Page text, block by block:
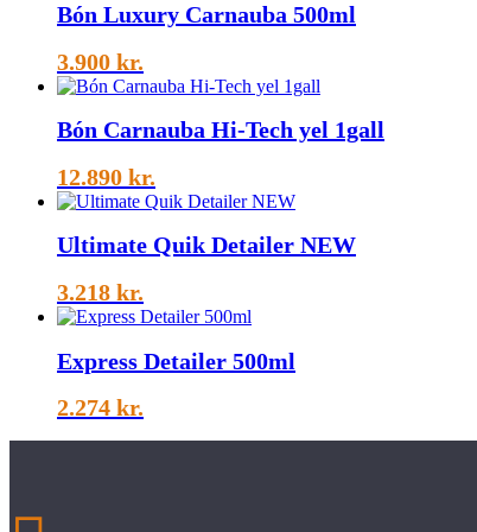
Bón Luxury Carnauba 500ml
3.900 kr.
Bón Carnauba Hi-Tech yel 1gall
12.890 kr.
Ultimate Quik Detailer NEW
3.218 kr.
Express Detailer 500ml
2.274 kr.